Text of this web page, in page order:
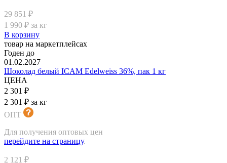
29 851 ₽
1 990 ₽ за кг
В корзину
товар на маркетплейсах
Годен до
01.02.2027
Шоколад белый ICAM Edelweiss 36%, пак 1 кг
ЦЕНА
2 301 ₽
2 301 ₽ за кг
ОПТ
Для получения оптовых цен
перейдите на страницу.
2 121 ₽